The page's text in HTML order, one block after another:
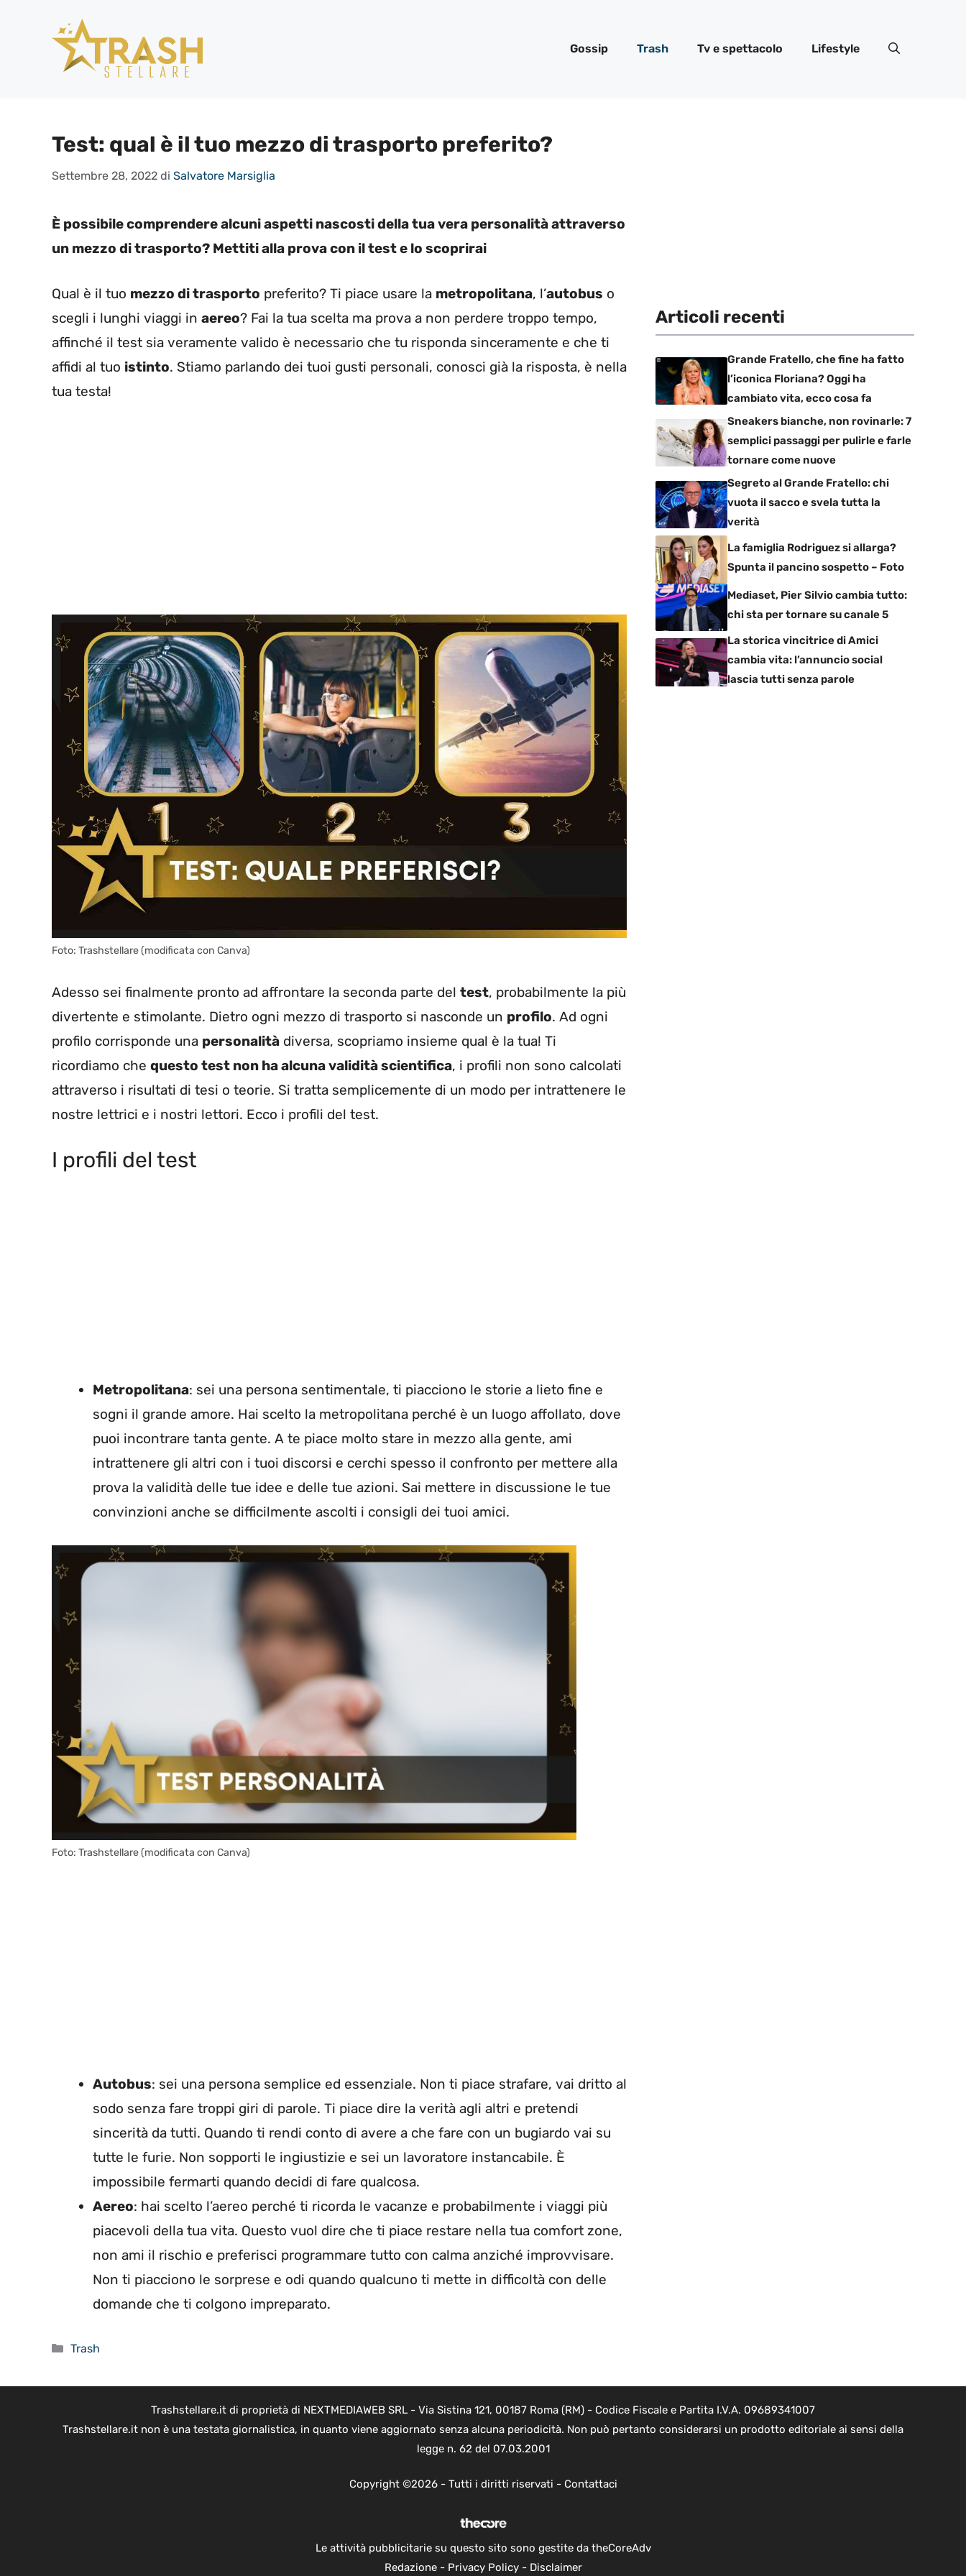
Gossip Trash Tv e spettacolo Lifestyle
Test: qual è il tuo mezzo di trasporto preferito?
Settembre 28, 2022 di Salvatore Marsiglia
È possibile comprendere alcuni aspetti nascosti della tua vera personalità attraverso
un mezzo di trasporto? Mettiti alla prova con il test e lo scoprirai
Qual è il tuo mezzo di trasporto preferito? Ti piace usare la metropolitana, l’autobus o
scegli i lunghi viaggi in aereo? Fai la tua scelta ma prova a non perdere troppo tempo,
affinché il test sia veramente valido è necessario che tu risponda sinceramente e che ti
affidi al tuo istinto. Stiamo parlando dei tuoi gusti personali, conosci già la risposta, è nella
tua testa!
Foto: Trashstellare (modificata con Canva)
Adesso sei finalmente pronto ad affrontare la seconda parte del test, probabilmente la più
divertente e stimolante. Dietro ogni mezzo di trasporto si nasconde un profilo. Ad ogni
profilo corrisponde una personalità diversa, scopriamo insieme qual è la tua! Ti
ricordiamo che questo test non ha alcuna validità scientifica, i profili non sono calcolati
attraverso i risultati di tesi o teorie. Si tratta semplicemente di un modo per intrattenere le
nostre lettrici e i nostri lettori. Ecco i profili del test.
I profili del test
Metropolitana: sei una persona sentimentale, ti piacciono le storie a lieto fine e
sogni il grande amore. Hai scelto la metropolitana perché è un luogo affollato, dove
puoi incontrare tanta gente. A te piace molto stare in mezzo alla gente, ami
intrattenere gli altri con i tuoi discorsi e cerchi spesso il confronto per mettere alla
prova la validità delle tue idee e delle tue azioni. Sai mettere in discussione le tue
convinzioni anche se difficilmente ascolti i consigli dei tuoi amici.
Foto: Trashstellare (modificata con Canva)
Autobus: sei una persona semplice ed essenziale. Non ti piace strafare, vai dritto al
sodo senza fare troppi giri di parole. Ti piace dire la verità agli altri e pretendi
sincerità da tutti. Quando ti rendi conto di avere a che fare con un bugiardo vai su
tutte le furie. Non sopporti le ingiustizie e sei un lavoratore instancabile. È
impossibile fermarti quando decidi di fare qualcosa.
Aereo: hai scelto l’aereo perché ti ricorda le vacanze e probabilmente i viaggi più
piacevoli della tua vita. Questo vuol dire che ti piace restare nella tua comfort zone,
non ami il rischio e preferisci programmare tutto con calma anziché improvvisare.
Non ti piacciono le sorprese e odi quando qualcuno ti mette in difficoltà con delle
domande che ti colgono impreparato.
Categorie
Trash
Articoli recenti
Grande Fratello, che fine ha fatto
l’iconica Floriana? Oggi ha
cambiato vita, ecco cosa fa
Sneakers bianche, non rovinarle: 7
semplici passaggi per pulirle e farle
tornare come nuove
Segreto al Grande Fratello: chi
vuota il sacco e svela tutta la
verità
La famiglia Rodriguez si allarga?
Spunta il pancino sospetto – Foto
Mediaset, Pier Silvio cambia tutto:
chi sta per tornare su canale 5
La storica vincitrice di Amici
cambia vita: l’annuncio social
lascia tutti senza parole
Trashstellare.it di proprietà di NEXTMEDIAWEB SRL - Via Sistina 121, 00187 Roma (RM) - Codice Fiscale e Partita I.V.A. 09689341007
Trashstellare.it non è una testata giornalistica, in quanto viene aggiornato senza alcuna periodicità. Non può pertanto considerarsi un prodotto editoriale ai sensi della
legge n. 62 del 07.03.2001
Copyright ©2026 - Tutti i diritti riservati - Contattaci
Le attività pubblicitarie su questo sito sono gestite da theCoreAdv
Redazione- Privacy Policy- Disclaimer